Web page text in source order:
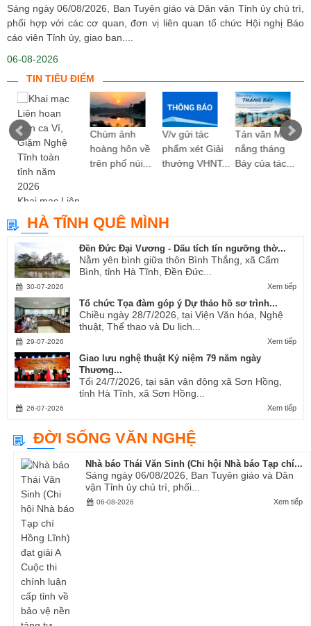
Sáng ngày 06/08/2026, Ban Tuyên giáo và Dân vận Tỉnh ủy chủ trì,
phối hợp với các cơ quan, đơn vị liên quan tổ chức Hội nghị Báo
cáo viên Tỉnh ủy, giao ban....
06-08-2026
TIN TIÊU ĐIỂM
Khai mạc Liên
hoan Dân ca
Ví, Giặm...
Chùm ảnh
hoàng hôn về
trên phố núi...
V/v gửi tác
phẩm xét Giải
thưởng VHNT...
Tản văn Mùa
nắng tháng
Bảy của tác...
HÀ TĨNH QUÊ MÌNH
Đền Đức Đại Vương - Dấu tích tín ngưỡng thờ...
Nằm yên bình giữa thôn Bình Thắng, xã Cẩm
Bình, tỉnh Hà Tĩnh, Đền Đức...
Xem tiếp
30-07-2026
Tổ chức Tọa đàm góp ý Dự thảo hồ sơ trình...
Chiều ngày 28/7/2026, tại Viện Văn hóa, Nghệ
thuật, Thể thao và Du lịch...
Xem tiếp
29-07-2026
Giao lưu nghệ thuật Kỷ niệm 79 năm ngày
Thương...
Tối 24/7/2026, tại sân vận động xã Sơn Hồng,
tỉnh Hà Tĩnh, xã Sơn Hồng...
Xem tiếp
26-07-2026
ĐỜI SỐNG VĂN NGHỆ
Nhà báo Thái Văn Sinh (Chi hội Nhà báo Tạp chí...
Sáng ngày 06/08/2026, Ban Tuyên giáo và Dân
vận Tỉnh ủy chủ trì, phối...
Xem tiếp
06-08-2026